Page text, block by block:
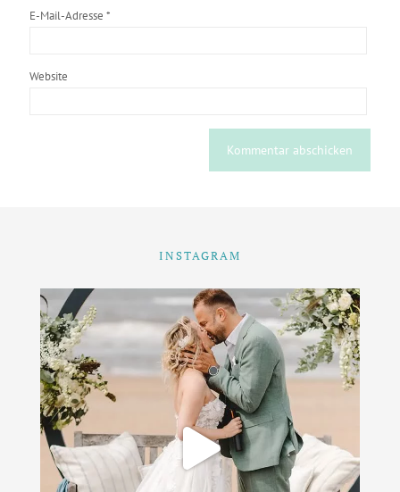
E-Mail-Adresse *
Website
INSTAGRAM